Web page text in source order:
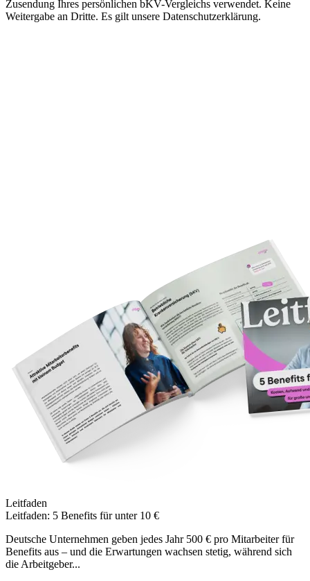
Zusendung Ihres persönlichen bKV-Vergleichs verwendet. Keine
Weitergabe an Dritte. Es gilt unsere Datenschutzerklärung.
Leitfaden
Leitfaden: 5 Benefits für unter 10 €
Deutsche Unternehmen geben jedes Jahr 500 € pro Mitarbeiter für
Benefits aus – und die Erwartungen wachsen stetig, während sich
die Arbeitgeber...